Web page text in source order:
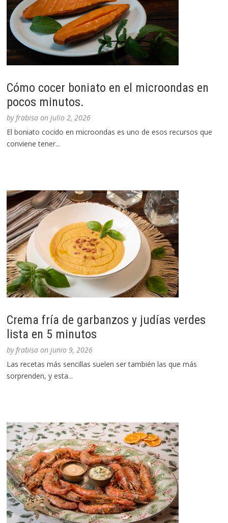
Cómo cocer boniato en el microondas en
pocos minutos.
byfrabisa onjulio 2, 2026
El boniato cocido en microondas es uno de esos recursos que
conviene tener...
Crema fría de garbanzos y judías verdes
lista en 5 minutos
byfrabisa onjunio 9, 2026
Las recetas más sencillas suelen ser también las que más
sorprenden, y esta...